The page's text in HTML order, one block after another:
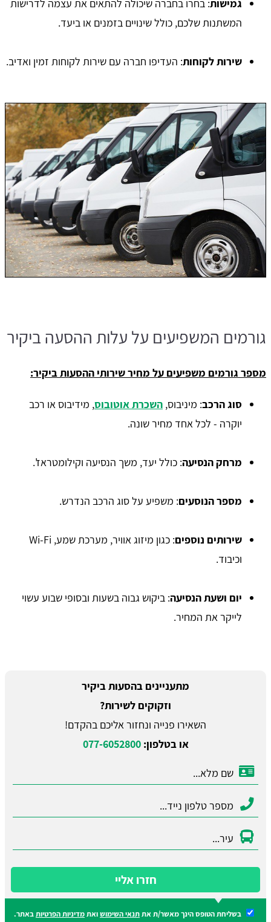
גמישות: בחרו בחברה שיכולה להתאים את עצמה לדרישות
המשתנות שלכם, כולל שינויים בזמנים או ביעד.
שירות לקוחות: העדיפו חברה עם שירות לקוחות זמין ואדיב.
גורמים המשפיעים על עלות ההסעה ביקיר
מספר גורמים משפיעים על מחיר שירותי ההסעות ביקיר:
סוג הרכב: מיניבוס, השכרת אוטובוס, מידיבוס או רכב
יוקרה - לכל אחד מחיר שונה.
מרחק הנסיעה: כולל יעד, משך הנסיעה וקילומטראז'.
מספר הנוסעים: משפיע על סוג הרכב הנדרש.
שירותים נוספים
: כגון מיזוג אוויר, מערכת שמע, Wi-Fi
וכיבוד.
יום ושעת הנסיעה: ביקוש גבוה בשעות ובסופי שבוע עשוי
לייקר את המחיר.
מתעניינים בהסעות ביקיר
וזקוקים לשירות?
השאירו פנייה ונחזור אליכם בהקדם!
או בטלפון:077-6052800
חזרו אליי
בשליחת הטופס הינך מאשר/ת אתתנאי השימושואתמדיניות הפרטיותבאתר.